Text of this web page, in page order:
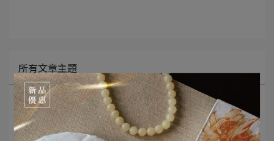
所有文章主題
最新消息
茶知識分享